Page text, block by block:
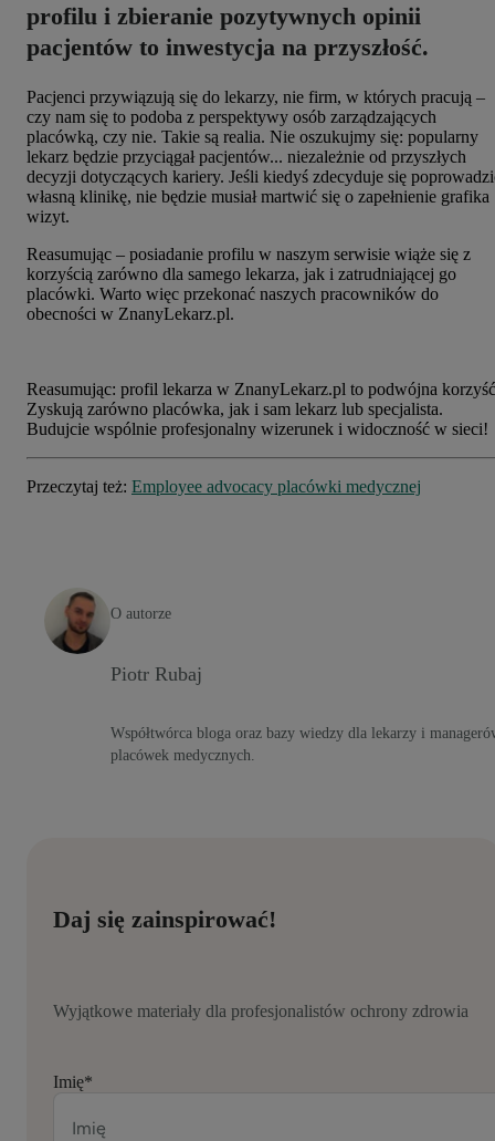
profilu i zbieranie pozytywnych opinii
pacjentów to inwestycja na przyszłość.
Pacjenci przywiązują się do lekarzy, nie firm, w których pracują –
czy nam się to podoba z perspektywy osób zarządzających
placówką, czy nie. Takie są realia. Nie oszukujmy się: popularny
lekarz będzie przyciągał pacjentów... niezależnie od przyszłych
decyzji dotyczących kariery. Jeśli kiedyś zdecyduje się
własną klinikę, nie będzie musiał martwić się o zapełnienie grafika
wizyt.
Reasumując – posiadanie profilu w naszym serwisie wiąże się z
korzyścią zarówno dla samego lekarza, jak i zatrudniającej go
placówki. Warto więc przekonać naszych pracowników do
obecności w ZnanyLekarz.pl.
Reasumując: profil lekarza w ZnanyLekarz.pl to podwójna
Zyskują zarówno placówka, jak i sam lekarz lub specjalista.
Budujcie wspólnie profesjonalny wizerunek i widoczność w sieci!
Przeczytaj też: Employee advocacy placówki medycznej
O autorze
Piotr Rubaj
Współtwórca bloga oraz bazy wiedzy dla lekarzy i
placówek medycznych.
Daj się zainspirować!
Wyjątkowe materiały dla profesjonalistów ochrony zdrowia
Imię*